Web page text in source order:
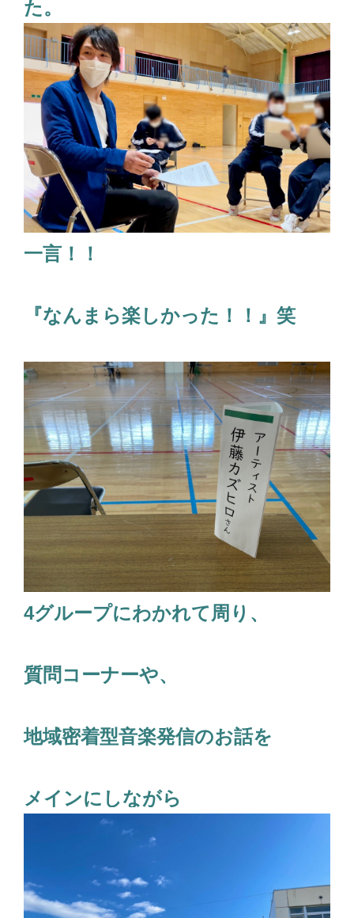
た。
一言！！
『なんまら楽しかった！！』笑
4グループにわかれて周り、
質問コーナーや、
地域密着型音楽発信のお話を
メインにしながら